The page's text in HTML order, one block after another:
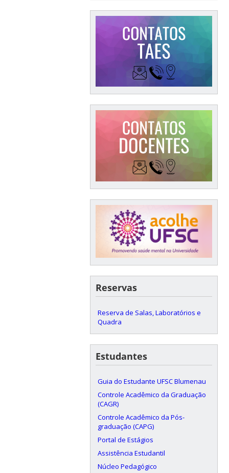
Reservas
Reserva de Salas, Laboratórios e
Quadra
Estudantes
Guia do Estudante UFSC Blumenau
Controle Acadêmico da Graduação
(CAGR)
Controle Acadêmico da Pós-
graduação (CAPG)
Portal de Estágios
Assistência Estudantil
Núcleo Pedagógico